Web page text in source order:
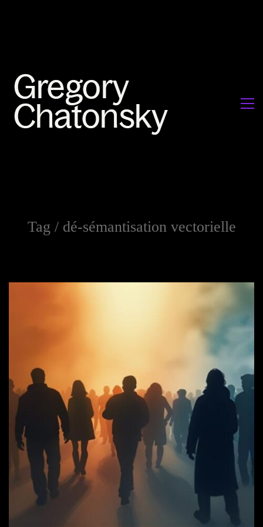
Tag / dé-sémantisation vectorielle